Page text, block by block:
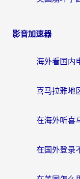
影音加速器